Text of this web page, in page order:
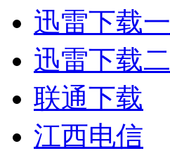
迅雷下载一
迅雷下载二
联通下载
江西电信